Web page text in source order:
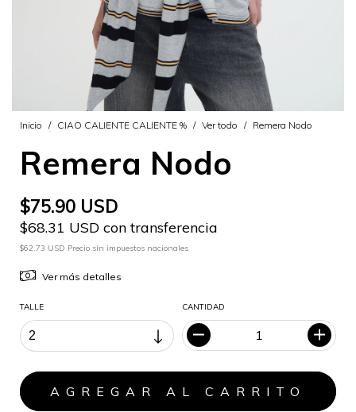
Inicio / CIAO CALIENTE CALIENTE % / Ver todo / Remera Nodo
Remera Nodo
$75.90 USD
$68.31 USD con transferencia
$62.73 USD Precio sin impuestos nacionales
Ver más detalles
TALLE CANTIDAD